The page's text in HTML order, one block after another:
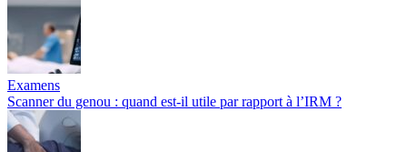
Examens
Scanner du genou : quand est-il utile par rapport à l’IRM ?